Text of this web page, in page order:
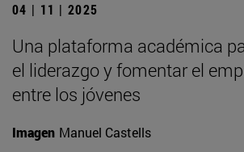
04 | 11 | 2025
Una plataforma académica
el liderazgo y fomentar el
entre los jóvenes
Imagen Manuel Castells